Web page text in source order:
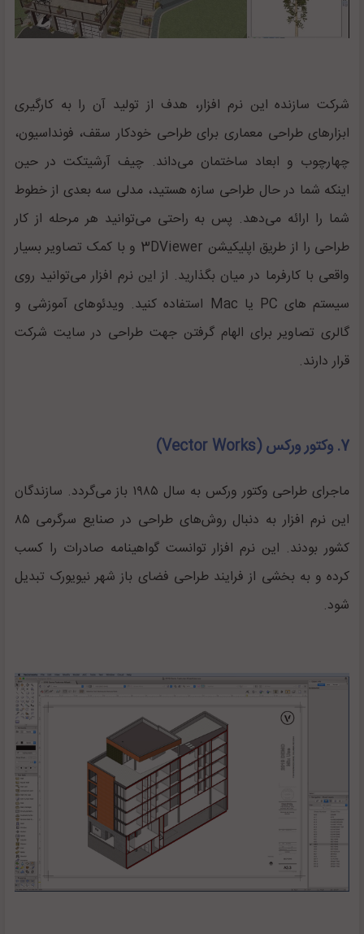
شرکت سازنده این نرم افزار، هدف از تولید آن را به کارگیری
ابزارهای طراحی معماری برای طراحی خودکار سقف، فونداسیون،
چهارچوب و ابعاد ساختمان می‌داند. چیف آرشیتکت در حین
اینکه شما در حال طراحی سازه هستید، مدلی سه بعدی از خطوط
شما را ارائه می‌دهد. پس به راحتی می‌توانید هر مرحله از کار
طراحی را از طریق اپلیکیشن 3DViewer و با کمک تصاویر بسیار
واقعی با کارفرما در میان بگذارید. از این نرم افزار می‌توانید روی
سیستم های PC یا Mac استفاده کنید. ویدئوهای آموزشی و
گالری تصاویر برای الهام گرفتن جهت طراحی در سایت شرکت
قرار دارند.
7. وکتور ورکس (Vector Works)
ماجرای طراحی وکتور ورکس به سال ۱۹۸۵ باز می‌گردد. سازندگان
این نرم افزار به دنبال روش‌های طراحی در صنایع سرگرمی ۸۵
کشور بودند. این نرم افزار توانست گواهینامه صادرات را کسب
کرده و به بخشی از فرایند طراحی فضای باز شهر نیویورک تبدیل
شود.